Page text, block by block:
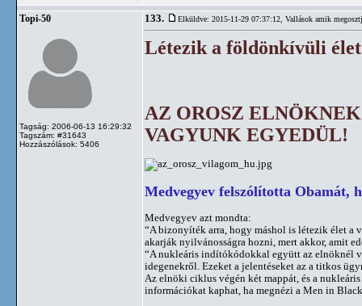
Topi-50
Tagság: 2006-06-13 16:29:32
Tagszám: #31643
Hozzászólások: 5406
133. Elküldve: 2015-11-29 07:37:12, Vallások amik
Létezik a földönkívüli
AZ OROSZ
VAGYUNK EGYEDÜL!
Medvegyev felszólította Obamát,
Medvegyev azt mondta:
“A bizonyíték arra, hogy máshol is létezik élet a
akarják nyilvánosságra hozni, mert akkor, amit
“A nukleáris indítókódokkal együtt az elnöknél
idegenekről. Ezeket a jelentéseket az a titkos
Az elnöki ciklus végén két mappát, és a
információkat kaphat, ha megnézi a Men in